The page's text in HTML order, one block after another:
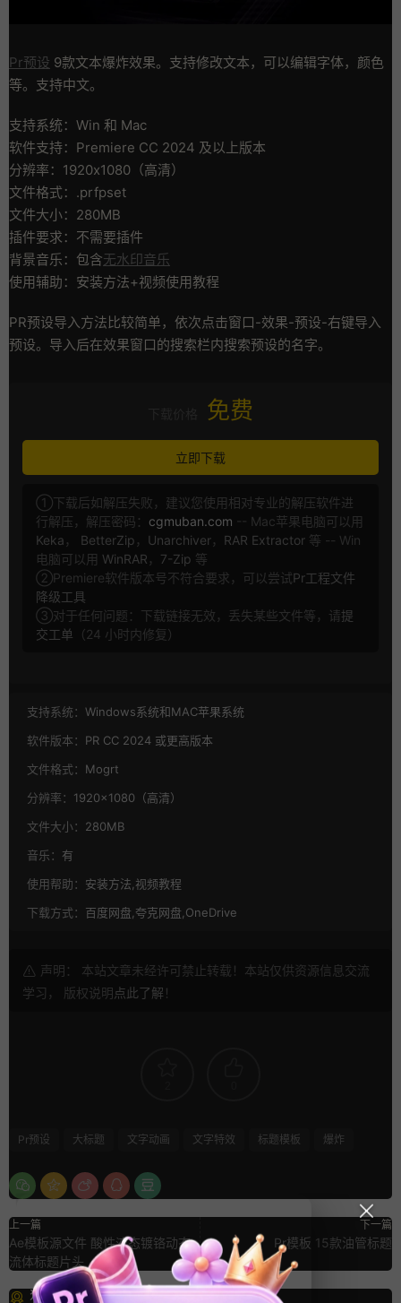
Pr预设 9款文本爆炸效果。支持修改文本，可以编辑字体，颜色
等。支持中文。
支持系统：Win 和 Mac
软件支持：Premiere CC 2024 及以上版本
分辨率：1920x1080（高清）
文件格式：.prfpset
文件大小：280MB
插件要求：不需要插件
背景音乐：包含无水印音乐
使用辅助：安装方法+视频使用教程
PR预设导入方法比较简单，依次点击窗口-效果-预设-右键导入
预设。导入后在效果窗口的搜索栏内搜索预设的名字。
免费
立即下载
①下载后如解压失败，建议您使用相对专业的解压软件进
行解压，解压密码： cgmuban.com -- Mac苹果电脑可以用
Keka ， BetterZip ， Unarchiver， RAR Extractor 等 -- Win
电脑可以用 WinRAR ， 7-Zip 等
②Premiere软件版本号不符合要求，可以尝试Pr工程文件
降级工具
③对于任何问题：下载链接无效，丢失某些文件等，请提
交工单 （24 小时内修复）
支持系统： Windows系统和MAC苹果系统
软件版本： PR CC 2024 或更高版本
文件格式： Mogrt
分辨率： 1920×1080（高清）
文件大小： 280MB
音乐： 有
使用帮助： 安装方法,视频教程
下载方式： 百度网盘,夸克网盘,OneDrive
声明： 本站文章未经许可禁止转载！本站仅供资源信息交流
学习， 版权说明点此了解 ！
Pr预设 大标题 文字动画 文字特效 标题模板 爆炸
上一篇
Ae模板源文件 酸性液态镀铬动态
流体标题片头
下一篇
Pr模板 15款油管标题
猜你喜欢